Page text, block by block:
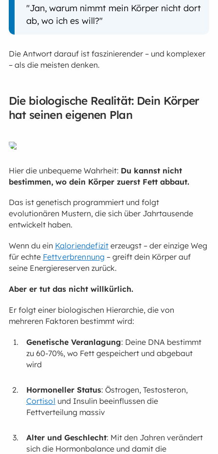
"Jan, warum nimmt mein Körper nicht dort
ab, wo ich es will?"
Die Antwort darauf ist faszinierender – und komplexer
– als die meisten denken.
Die biologische Realität: Dein Körper
hat seinen eigenen Plan
Hier die unbequeme Wahrheit: Du kannst nicht
bestimmen, wo dein Körper zuerst Fett abbaut.
Das ist genetisch programmiert und folgt
evolutionären Mustern, die sich über Jahrtausende
entwickelt haben.
Wenn du ein Kaloriendefizit erzeugst – der einzige Weg
für echte Fettverbrennung – greift dein Körper auf
seine Energiereserven zurück.
Aber er tut das nicht willkürlich.
Er folgt einer biologischen Hierarchie, die von
mehreren Faktoren bestimmt wird:
Genetische Veranlagung: Deine DNA bestimmt
zu 60-70%, wo Fett gespeichert und abgebaut
wird
Hormoneller Status: Östrogen, Testosteron,
Cortisol und Insulin beeinflussen die
Fettverteilung massiv
Alter und Geschlecht: Mit den Jahren verändert
sich die Hormonbalance und damit die